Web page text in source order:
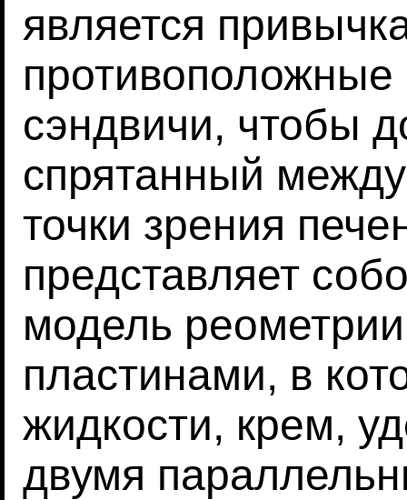
является
сэндвичи, чтобы
спрятанный
точки зрения
представляет
модель
пластинами, в
жидкости, крем,
двумя